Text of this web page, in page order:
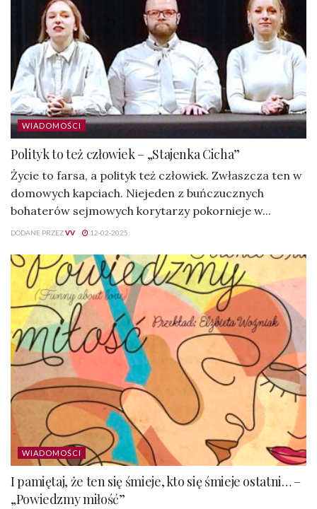
WIADOMOŚCI
Polityk to też człowiek – „Stajenka Cicha”
Życie to farsa, a polityk też człowiek. Zwłaszcza ten w
domowych kapciach. Niejeden z buńczucznych
bohaterów sejmowych korytarzy pokornieje w...
DODANE PRZEZVV 12-02-2025
WIADOMOŚCI
I pamiętaj, że ten się śmieje, kto się śmieje ostatni… –
„Powiedzmy miłość”